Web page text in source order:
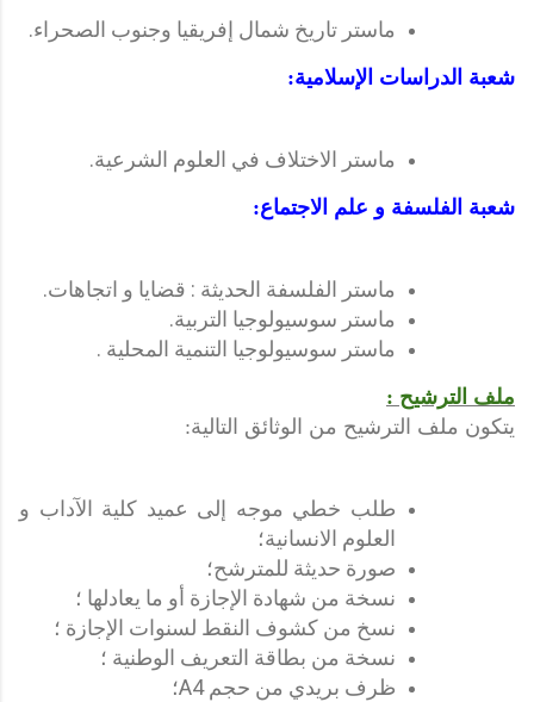
ماستر تاريخ شمال إفريقيا وجنوب الصحراء.
شعبة الدراسات الإسلامية:
ماستر الاختلاف في العلوم الشرعية.
شعبة الفلسفة و علم الاجتماع:
ماستر الفلسفة الحديثة : قضايا و اتجاهات.
ماستر سوسيولوجيا التربية.
ماستر سوسيولوجيا التنمية المحلية .
ملف الترشيح :
يتكون ملف الترشيح من الوثائق التالية:
طلب خطي موجه إلى عميد كلية الآداب و
العلوم الانسانية؛
صورة حديثة للمترشح؛
نسخة من شهادة الإجازة أو ما يعادلها ؛
نسخ من كشوف النقط لسنوات الإجازة ؛
نسخة من بطاقة التعريف الوطنية ؛
ظرف بريدي من حجم A4؛